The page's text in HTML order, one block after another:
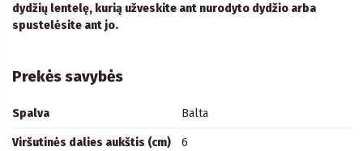
dydžių lentelę, kurią užveskite ant nurodyto dydžio arba
spustelėsite ant jo.
Prekės savybės
Spalva Balta
Viršutinės dalies aukštis (cm) 6